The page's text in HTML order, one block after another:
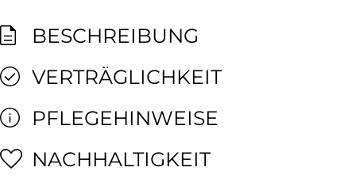
BESCHREIBUNG
VERTRÄGLICHKEIT
PFLEGEHINWEISE
NACHHALTIGKEIT